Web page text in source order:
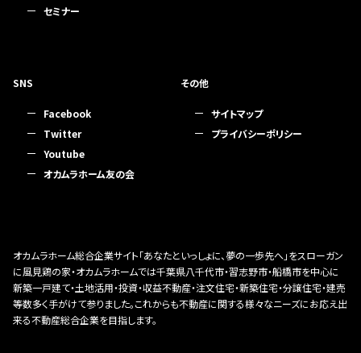
セミナー
SNS
Facebook
Twitter
Youtube
オカムラホーム友の会
その他
サイトマップ
プライバシーポリシー
オカムラホーム総合企業サイト「あなたといっしょに、夢の一歩先へ」をスローガン
に風見鶏の家・オカムラホームでは千葉県八千代市・習志野市・船橋市を中心に
新築一戸建て・土地活用・投資・収益不動産・注文住宅・新築住宅・分譲住宅・建売
等数多く手がけて参りました。これからも不動産に関する様々なニーズにお応え出
来る不動産総合企業を目指します。